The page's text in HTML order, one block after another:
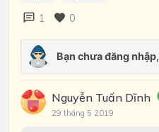
1 0
Nguyễn Tuấn Dĩnh
29 tháng 5 2019